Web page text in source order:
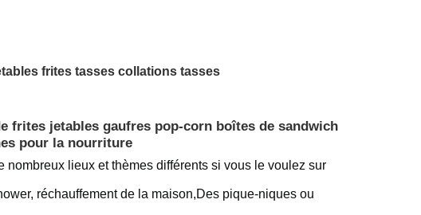
frites tasses collations tasses
frites jetables gaufres pop-corn boîtes de sandwich
pour la nourriture
lieux et thèmes différents si vous le voulez sur
réchauffement de la maison,Des pique-niques ou